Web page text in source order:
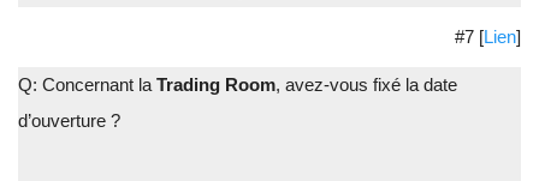
#7 [Lien]
Q: Concernant la Trading Room, avez-vous fixé la date
d’ouverture ?